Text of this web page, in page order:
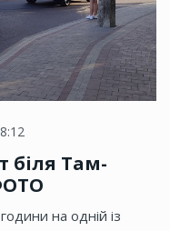
біля Там-
на одній із